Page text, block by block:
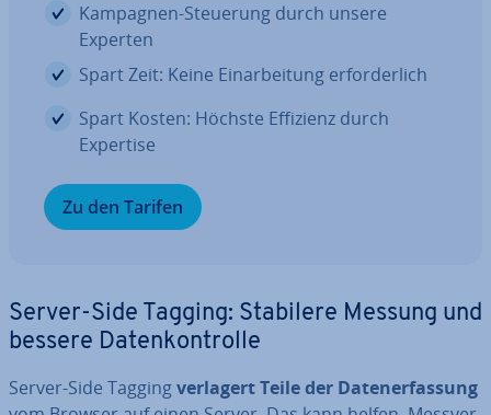
Kampagnen-Steuerung durch unsere
Experten
Spart Zeit: Keine Ein­ar­bei­tung er­for­der­lich
Spart Kosten: Höchste Effizienz durch
Expertise
Zu den Tarifen
Server-Side Tagging: Stabilere Messung und
bessere Da­ten­kon­trol­le
Server-Side Taggingverlagert Teile der Da­ten­er­fas­sung